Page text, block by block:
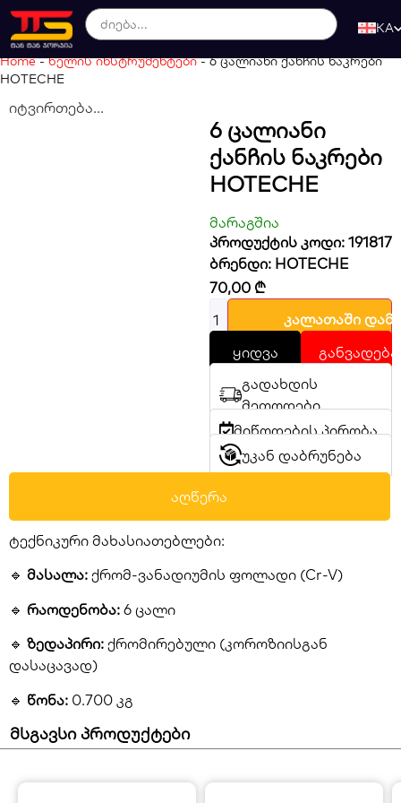
KA
Home-ხელის ინსტრუმენტები-6 ცალიანი ქანჩის ნაკრები
HOTECHE
იტვირთება...
6 Ცალიანი
Ქანჩის Ნაკრები
HOTECHE
მარაგშია
პროდუქტის კოდი: 191817
ბრენდი: HOTECHE
70,00 ₾
კალათაში
ყიდვა
განვადება
გადახდის
მეთოდები
მიწოდების პირობა
უკან დაბრუნება
აღწერა
ტექნიკური მახასიათებლები:
🔹 მასალა: ქრომ-ვანადიუმის ფოლადი (Cr-V)
🔹 რაოდენობა: 6 ცალი
🔹 ზედაპირი: ქრომირებული (კოროზიისგან
დასაცავად)
🔹 წონა: 0.700 კგ
მსგავსი პროდუქტები